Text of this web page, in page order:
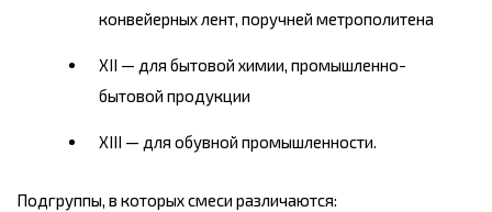
конвейерных лент, поручней метрополитена
XII — для бытовой химии, промышленно-
бытовой продукции
XIII — для обувной промышленности.
Подгруппы, в которых смеси различаются: